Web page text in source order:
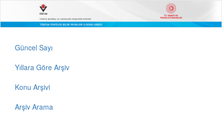
Güncel Sayı
Yıllara Göre Arşiv
Konu Arşivi
Arşiv Arama